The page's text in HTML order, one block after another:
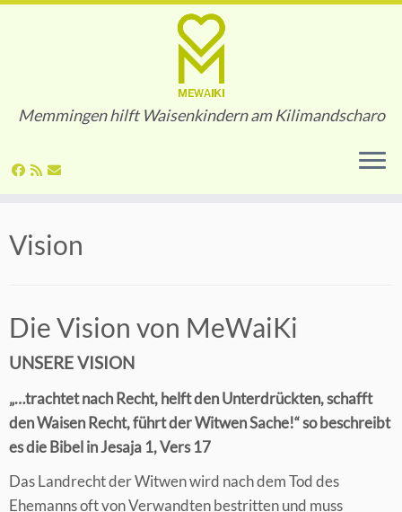
Inhalt
Memmingen hilft Waisenkindern am Kilimandscharo
Vision
Die Vision von MeWaiKi
UNSERE VISION
„…trachtet nach Recht, helft den Unterdrückten, schafft
den Waisen Recht, führt der Witwen Sache!“ so beschreibt
es die Bibel in Jesaja 1, Vers 17
Das Landrecht der Witwen wird nach dem Tod des
Ehemanns oft von Verwandten bestritten und muss